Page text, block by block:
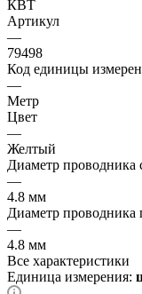
КВТ
Артикул
—
79498
Код единицы
—
Метр
Цвет
—
Желтый
Диаметр проводника
—
4.8 мм
Диаметр проводника
—
4.8 мм
Все характеристики
Единица измерения: